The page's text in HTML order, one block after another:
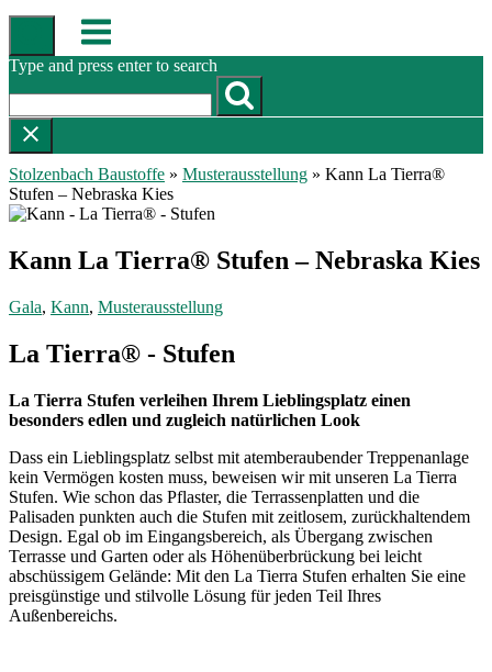
Skip
content
Menu
Type and press enter to search
Stolzenbach Baustoffe » Musterausstellung » Kann La Tierra®
Stufen – Nebraska Kies
Kann La Tierra® Stufen – Nebraska Kies
Gala, Kann, Musterausstellung
La Tierra® - Stufen
La Tierra Stufen verleihen Ihrem Lieblingsplatz einen
besonders edlen und zugleich natürlichen Look
Dass ein Lieblingsplatz selbst mit atemberaubender Treppenanlage
kein Vermögen kosten muss, beweisen wir mit unseren La Tierra
Stufen. Wie schon das Pflaster, die Terrassenplatten und die
Palisaden punkten auch die Stufen mit zeitlosem, zurückhaltendem
Design. Egal ob im Eingangsbereich, als Übergang zwischen
Terrasse und Garten oder als Höhenüberbrückung bei leicht
abschüssigem Gelände: Mit den La Tierra Stufen erhalten Sie eine
preisgünstige und stilvolle Lösung für jeden Teil Ihres
Außenbereichs.